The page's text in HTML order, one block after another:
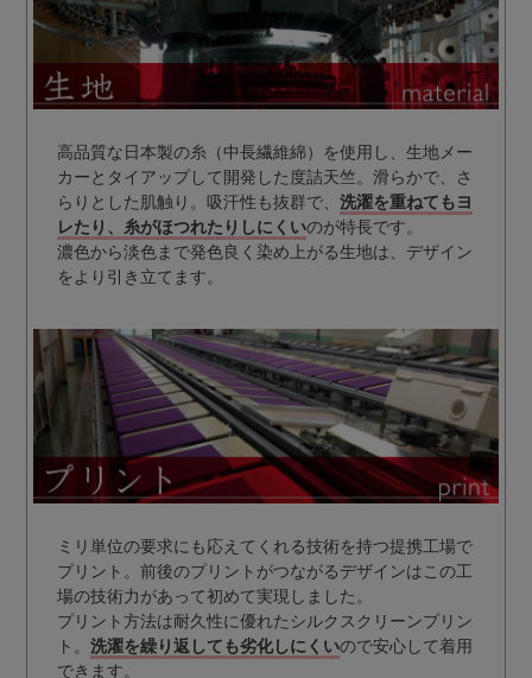
高品質な日本製の糸（中長繊維綿）を使用し、生地メー
カーとタイアップして開発した度詰天竺。滑らかで、さ
らりとした肌触り。吸汗性も抜群で、 洗濯を重ねてもヨ
レたり、糸がほつれたりしにくいのが特長です。
濃色から淡色まで発色良く染め上がる生地は、デザイン
をより引き立てます。
ミリ単位の要求にも応えてくれる技術を持つ提携工場で
プリント。前後のプリントがつながるデザインはこの工
場の技術力があって初めて実現しました。
プリント方法は耐久性に優れたシルクスクリーンプリン
ト。 洗濯を繰り返しても劣化しにくいので安心して着用
できます。